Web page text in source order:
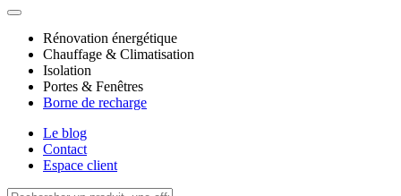
Rénovation énergétique
Chauffage & Climatisation
Isolation
Portes & Fenêtres
Borne de recharge
Le blog
Contact
Espace client